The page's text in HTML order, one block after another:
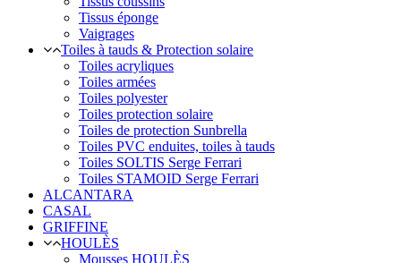
Tissus éponge
Vaigrages
Toiles à tauds & Protection solaire
Toiles acryliques
Toiles armées
Toiles polyester
Toiles protection solaire
Toiles de protection Sunbrella
Toiles PVC enduites, toiles à tauds
Toiles SOLTIS Serge Ferrari
Toiles STAMOID Serge Ferrari
ALCANTARA
CASAL
GRIFFINE
HOULÈS
Mousses HOULÈS